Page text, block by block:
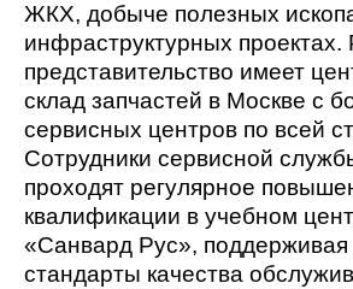
ЖКХ, добыче полезных
инфраструктурных проектах.
представительство имеет
склад запчастей в Москве с
сервисных центров по всей
Сотрудники сервисной
проходят регулярное
квалификации в учебном
«Санвард Рус», поддерживая
стандарты качества